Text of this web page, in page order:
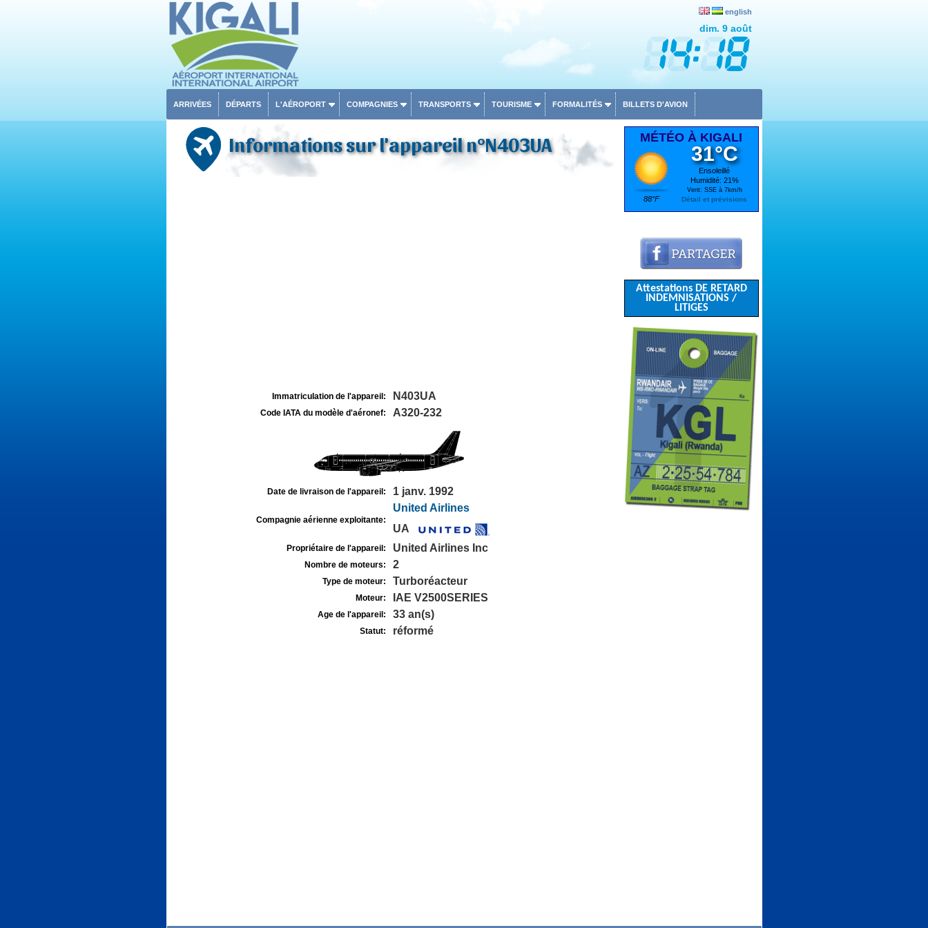
english
dim. 9 août
ARRIVÉES DÉPARTS L'AÉROPORT COMPAGNIES TRANSPORTS TOURISME FORMALITÉS BILLETS D'AVION
Informations sur l'appareil n°N403UA
Immatriculation de l'appareil: N403UA
Code IATA du modèle d'aéronef: A320-232
Date de livraison de l'appareil: 1 janv. 1992
Compagnie aérienne exploitante:
United Airlines
UA
Propriétaire de l'appareil: United Airlines Inc
Nombre de moteurs: 2
Type de moteur: Turboréacteur
Moteur: IAE V2500SERIES
Age de l'appareil: 33 an(s)
Statut: réformé
MÉTÉO À KIGALI
88°F
31°C
Ensoleillé
Humidité: 21%
Vent: SSE à 7km/h
Détail et prévisions
Attestations DE RETARD
INDEMNISATIONS /
LITIGES